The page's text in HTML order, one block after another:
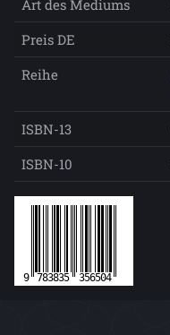
Art des Mediums
Preis DE
Reihe
ISBN-13
ISBN-10